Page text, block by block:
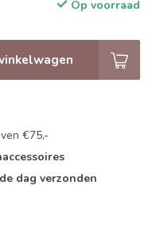
Op voorraad
€75,-
dag verzonden